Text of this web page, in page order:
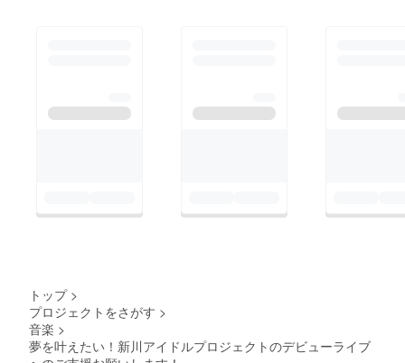
トップ >
プロジェクトをさがす >
音楽 >
夢を叶えたい！新川アイドルプロジェクトのデビューライブ